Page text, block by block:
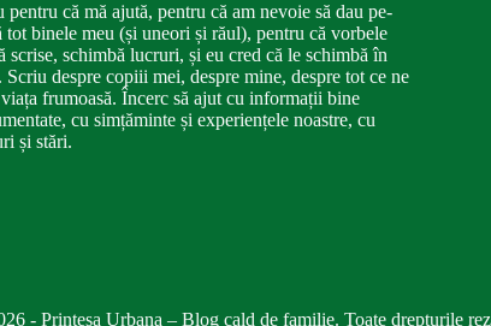
pentru că mă ajută, pentru că am nevoie să dau pe-
tot binele meu (și uneori și răul), pentru că vorbele
scrise, schimbă lucruri, și eu cred că le schimbă în
Scriu despre copiii mei, despre mine, despre tot ce ne
frumoasă. Încerc să ajut cu informații bine
cu simțăminte și experiențele noastre, cu
și stări.
- Printesa Urbana – Blog cald de familie. Toate drepturile